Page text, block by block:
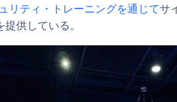
リティ・トレーニングを通じてサ
供している。